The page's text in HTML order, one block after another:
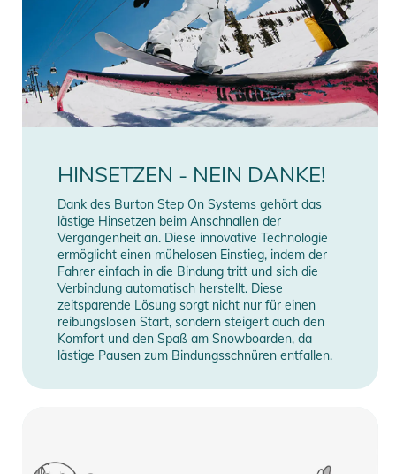
HINSETZEN - NEIN DANKE!
Dank des Burton Step On Systems gehört das
lästige Hinsetzen beim Anschnallen der
Vergangenheit an. Diese innovative Technologie
ermöglicht einen mühelosen Einstieg, indem der
Fahrer einfach in die Bindung tritt und sich die
Verbindung automatisch herstellt. Diese
zeitsparende Lösung sorgt nicht nur für einen
reibungslosen Start, sondern steigert auch den
Komfort und den Spaß am Snowboarden, da
lästige Pausen zum Bindungsschnüren entfallen.